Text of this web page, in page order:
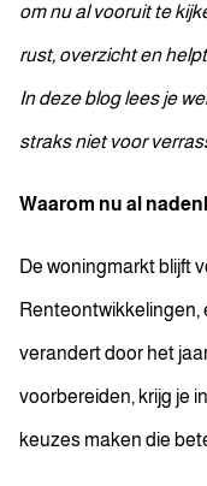
om nu al vooruit te
rust, overzicht en
In deze blog lees je
straks niet voor
Waarom nu al
De woningmarkt blijft
Renteontwikkelingen,
verandert door het
voorbereiden, krijg je
keuzes maken die